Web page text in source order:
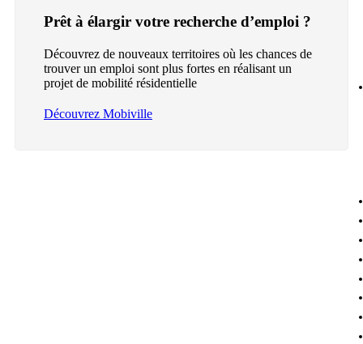
Prêt à élargir votre recherche d’emploi ?
Découvrez de nouveaux territoires où les chances de
trouver un emploi sont plus fortes en réalisant un
projet de mobilité résidentielle
Découvrez Mobiville